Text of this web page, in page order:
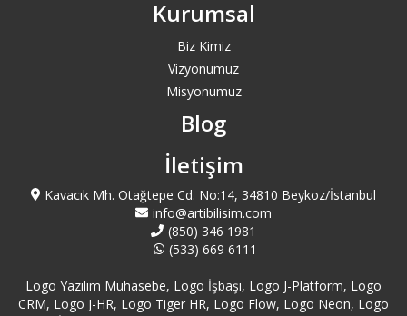
Beykoz Logo Destek
Kurumsal
Biz Kimiz
Vizyonumuz
Misyonumuz
Blog
İletişim
Kavacık Mh. Otağtepe Cd. No:14, 34810 Beykoz/İstanbul
info@artibilisim.com
(850) 346 1981
(533) 669 6111
Logo Yazılım Muhasebe, Logo İşbaşı, Logo J-Platform, Logo
CRM, Logo J-HR, Logo Tiger HR, Logo Flow, Logo Neon, Logo